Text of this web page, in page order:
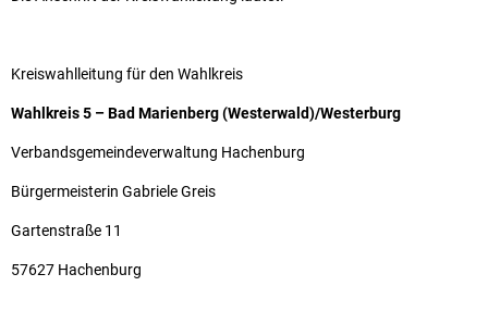
Kreiswahlleitung für den Wahlkreis
Wahlkreis 5 – Bad Marienberg (Westerwald)/Westerburg
Verbandsgemeindeverwaltung Hachenburg
Bürgermeisterin Gabriele Greis
Gartenstraße 11
57627 Hachenburg